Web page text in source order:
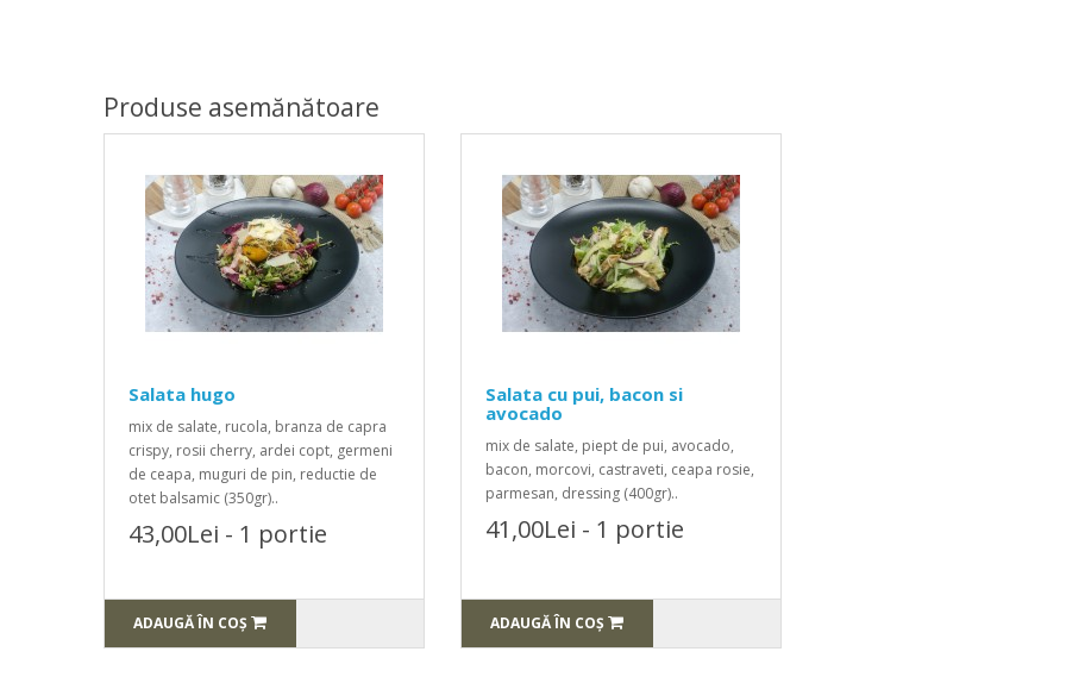
Produse asemănătoare
Salata hugo
mix de salate, rucola, branza de capra
crispy, rosii cherry, ardei copt, germeni
de ceapa, muguri de pin, reductie de
otet balsamic (350gr)..
43,00Lei - 1 portie
ADAUGĂ ÎN COŞ
Salata cu pui, bacon si
avocado
mix de salate, piept de pui, avocado,
bacon, morcovi, castraveti, ceapa rosie,
parmesan, dressing (400gr)..
41,00Lei - 1 portie
ADAUGĂ ÎN COŞ